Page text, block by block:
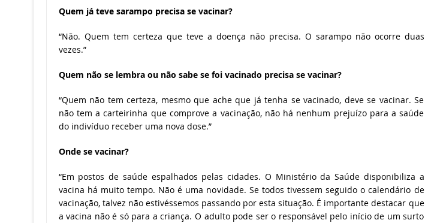
Quem já teve sarampo precisa se vacinar?
“Não. Quem tem certeza que teve a doença não precisa. O sarampo não ocorre duas
vezes.”
Quem não se lembra ou não sabe se foi vacinado precisa se vacinar?
“Quem não tem certeza, mesmo que ache que já tenha se vacinado, deve se vacinar. Se
não tem a carteirinha que comprove a vacinação, não há nenhum prejuízo para a saúde
do indivíduo receber uma nova dose.”
Onde se vacinar?
“Em postos de saúde espalhados pelas cidades. O Ministério da Saúde disponibiliza a
vacina há muito tempo. Não é uma novidade. Se todos tivessem seguido o calendário de
vacinação, talvez não estivéssemos passando por esta situação. É importante destacar que
a vacina não é só para a criança. O adulto pode ser o responsável pelo início de um surto